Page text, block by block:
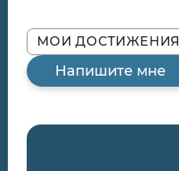
МОИ ДОСТИЖЕНИЯ
Напишите мне